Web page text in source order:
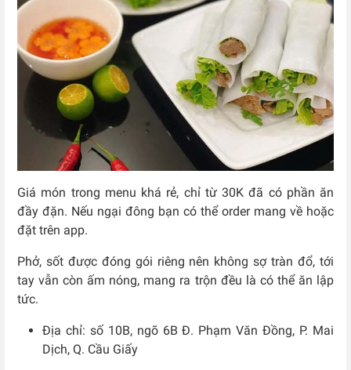
Giá món trong menu khá rẻ, chỉ từ 30K đã có phần ăn
đầy đặn. Nếu ngại đông bạn có thể order mang về hoặc
đặt trên app.
Phở, sốt được đóng gói riêng nên không sợ tràn đổ, tới
tay vẫn còn ấm nóng, mang ra trộn đều là có thể ăn lập
tức.
Địa chỉ: số 10B, ngõ 6B Đ. Phạm Văn Đồng, P. Mai
Dịch, Q. Cầu Giấy